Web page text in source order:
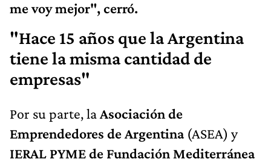
me voy mejor", cerró.
"Hace 15 años que la Argentina
tiene la misma cantidad de
empresas"
Por su parte, laAsociación de
Emprendedores de Argentina(ASEA) y
IERAL PYME de Fundación Mediterránea